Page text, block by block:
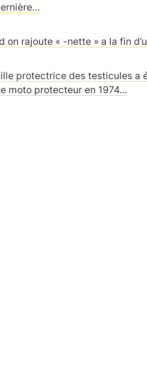
on rajoute « -nette » a la fin
protectrice des testicules a
moto protecteur en 1974…